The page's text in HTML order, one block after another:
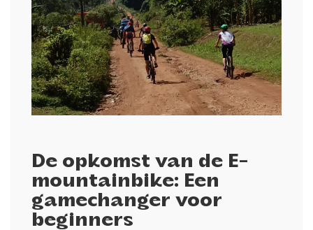
De opkomst van de E-
mountainbike: Een
gamechanger voor
beginners